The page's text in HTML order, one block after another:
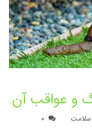
و عواقب آن
سلامت